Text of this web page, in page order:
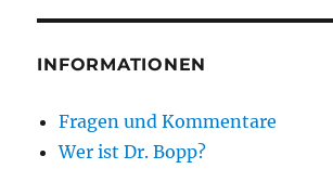
INFORMATIONEN
Fragen und Kommentare
Wer ist Dr. Bopp?